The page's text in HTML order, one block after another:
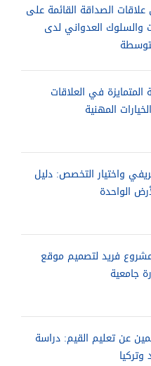
علاقات الصداقة القائمة على
والسلوك العدواني لدى
المتمايزة في العلاقات
المهنية
واختيار التخصص: دليل
الواحدة
فريد لتصميم موقع
جامعية
عن تعليم القيم: دراسة